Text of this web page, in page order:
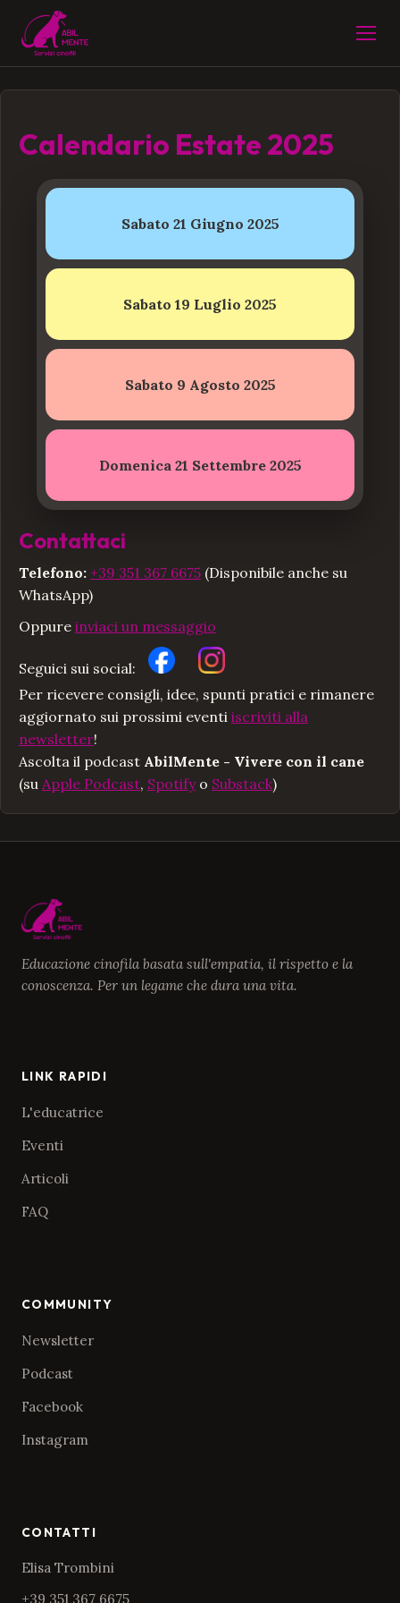
Calendario Estate 2025
Sabato 21 Giugno 2025
Sabato 19 Luglio 2025
Sabato 9 Agosto 2025
Domenica 21 Settembre 2025
Contattaci
Telefono: +39 351 367 6675 (Disponibile anche su
WhatsApp)
Oppure inviaci un messaggio
Seguici sui social:
Per ricevere consigli, idee, spunti pratici e rimanere
aggiornato sui prossimi eventi iscriviti alla
newsletter!
Ascolta il podcast AbilMente - Vivere con il cane
(su Apple Podcast, Spotifyo Substack)
Educazione cinofila basata sull'empatia, il rispetto e la
conoscenza. Per un legame che dura una vita.
LINK RAPIDI
L'educatrice
Eventi
Articoli
FAQ
COMMUNITY
Newsletter
Podcast
Facebook
Instagram
CONTATTI
Elisa Trombini
+39 351 367 6675